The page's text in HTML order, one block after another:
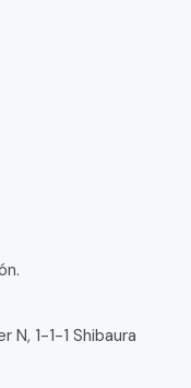
1-1-1 Shibaura